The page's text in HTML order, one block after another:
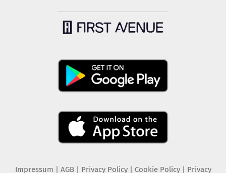
Impressum AGB Privacy Policy| Cookie Policy| Privacy